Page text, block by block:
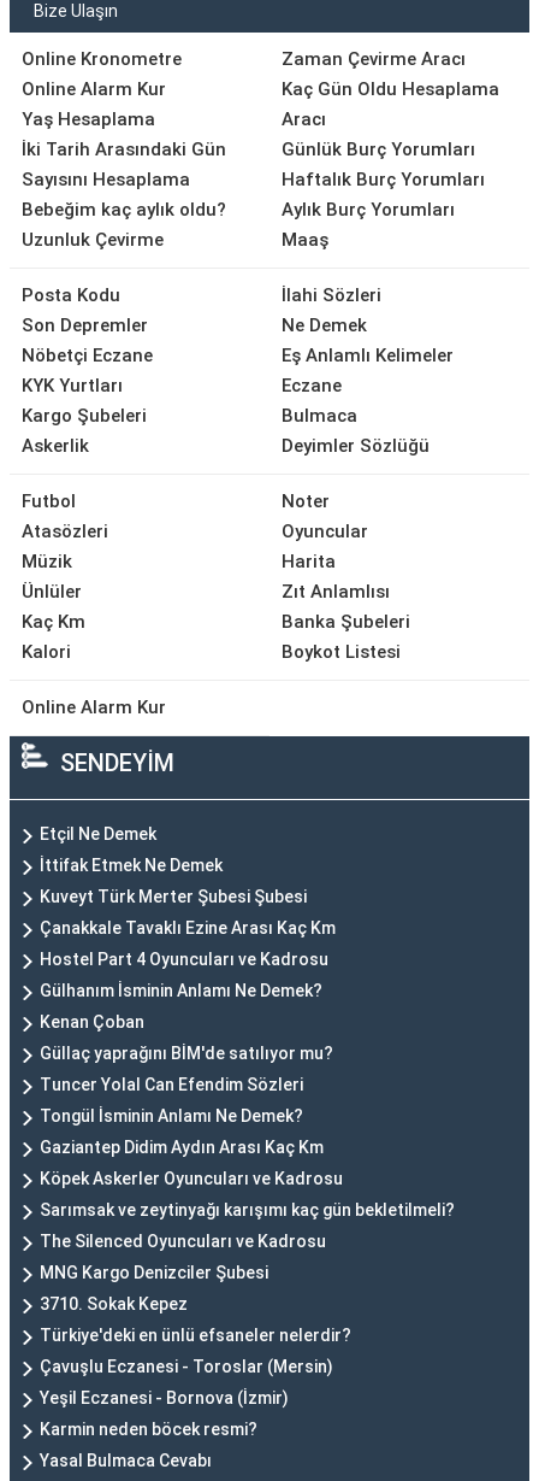
Bize Ulaşın
Online Kronometre
Online Alarm Kur
Yaş Hesaplama
İki Tarih Arasındaki Gün
Sayısını Hesaplama
Bebeğim kaç aylık oldu?
Uzunluk Çevirme
Zaman Çevirme Aracı
Kaç Gün Oldu Hesaplama
Aracı
Günlük Burç Yorumları
Haftalık Burç Yorumları
Aylık Burç Yorumları
Maaş
Posta Kodu
Son Depremler
Nöbetçi Eczane
KYK Yurtları
Kargo Şubeleri
Askerlik
İlahi Sözleri
Ne Demek
Eş Anlamlı Kelimeler
Eczane
Bulmaca
Deyimler Sözlüğü
Futbol
Atasözleri
Müzik
Ünlüler
Kaç Km
Kalori
Noter
Oyuncular
Harita
Zıt Anlamlısı
Banka Şubeleri
Boykot Listesi
Online Alarm Kur
SENDEYİM
Etçil Ne Demek
İttifak Etmek Ne Demek
Kuveyt Türk Merter Şubesi Şubesi
Çanakkale Tavaklı Ezine Arası Kaç Km
Hostel Part 4 Oyuncuları ve Kadrosu
Gülhanım İsminin Anlamı Ne Demek?
Kenan Çoban
Güllaç yaprağını BİM'de satılıyor mu?
Tuncer Yolal Can Efendim Sözleri
Tongül İsminin Anlamı Ne Demek?
Gaziantep Didim Aydın Arası Kaç Km
Köpek Askerler Oyuncuları ve Kadrosu
Sarımsak ve zeytinyağı karışımı kaç gün bekletilmeli?
The Silenced Oyuncuları ve Kadrosu
MNG Kargo Denizciler Şubesi
3710. Sokak Kepez
Türkiye'deki en ünlü efsaneler nelerdir?
Çavuşlu Eczanesi - Toroslar (Mersin)
Yeşil Eczanesi - Bornova (İzmir)
Karmin neden böcek resmi?
Yasal Bulmaca Cevabı